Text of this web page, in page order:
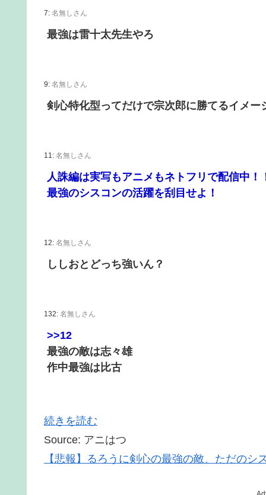
7: 名無しさん
最強は雷十太先生やろ
9: 名無しさん
剣心特化型ってだけで宗次郎に勝てるイメー
11: 名無しさん
人誅編は実写もアニメもネトフリで配信中！
最強のシスコンの活躍を刮目せよ！
12: 名無しさん
ししおとどっち強いん？
132: 名無しさん
>>12
最強の敵は志々雄
作中最強は比古
続きを読む
Source: アニはつ
【悲報】るろうに剣心の最強の敵、ただのシ